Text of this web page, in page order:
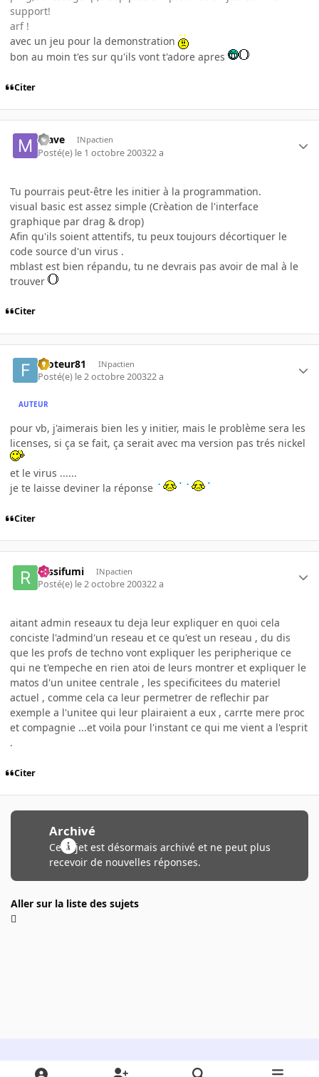
support!
arf !
avec un jeu pour la demonstration
bon au moin t'es sur qu'ils vont t'adore apres
Citer
mave INpactien
Posté(e) le 1 octobre 200322 a
Tu pourrais peut-être les initier à la programmation.
visual basic est assez simple (Crèation de l'interface
graphique par drag & drop)
Afin qu'ils soient attentifs, tu peux toujours décortiquer le
code source d'un virus .
mblast est bien répandu, tu ne devrais pas avoir de mal à le
trouver
Citer
footeur81 INpactien
Posté(e) le 2 octobre 200322 a
AUTEUR
pour vb, j'aimerais bien les y initier, mais le problème sera les
licenses, si ça se fait, ça serait avec ma version pas trés nickel
et le virus ......
je te laisse deviner la réponse
Citer
rossifumi INpactien
Posté(e) le 2 octobre 200322 a
aitant admin reseaux tu deja leur expliquer en quoi cela
conciste l'admind'un reseau et ce qu'est un reseau , du dis
que les profs de techno vont expliquer les peripherique ce
qui ne t'empeche en rien atoi de leurs montrer et expliquer le
matos d'un unitee centrale , les specificitees du materiel
actuel , comme cela ca leur permetrer de reflechir par
exemple a l'unitee qui leur plairaient a eux , carrte mere proc
et compagnie ...et voila pour l'instant ce qui me vient a l'esprit
.
Citer
Archivé
Ce sujet est désormais archivé et ne peut plus
recevoir de nouvelles réponses.
Aller sur la liste des sujets